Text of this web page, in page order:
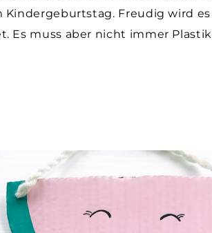
Freudig wird
Es muss aber nicht immer